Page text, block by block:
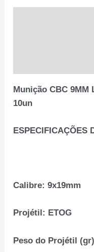
Munição CBC 9MM
10un
ESPECIFICAÇÕES
Calibre: 9x19mm
Projétil: ETOG
Peso do Projétil